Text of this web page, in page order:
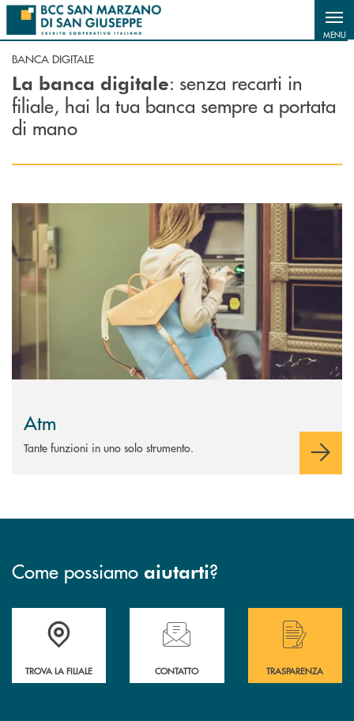
Salta al contenuto principale
MENU
BANCA DIGITALE
La banca digitale: senza recarti in
filiale, hai la tua banca sempre a portata
di mano
Scopri di più Atm
Atm
Tante funzioni in uno solo strumento.
Come possiamo aiutarti?
Accedi all' elenco completo delle filiali di Bcc San Marzano.
TROVA LA FILIALE
Hai bisogno di assistenza immediata?
CONTATTO
Hai bisogno di
TRASPARENZA